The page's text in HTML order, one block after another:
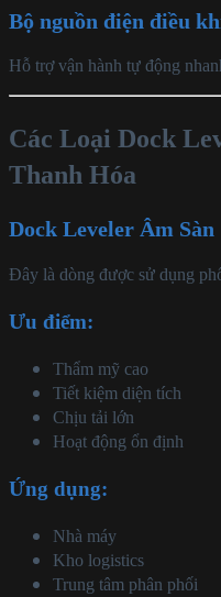
Bộ nguồn điện điều
Hỗ trợ vận hành tự động
Các Loại Dock
Thanh Hóa
Dock Leveler Âm Sàn
Đây là dòng được sử dụng
Ưu điểm:
Thẩm mỹ cao
Tiết kiệm diện tích
Chịu tải lớn
Hoạt động ổn định
Ứng dụng:
Nhà máy
Kho logistics
Trung tâm phân phối